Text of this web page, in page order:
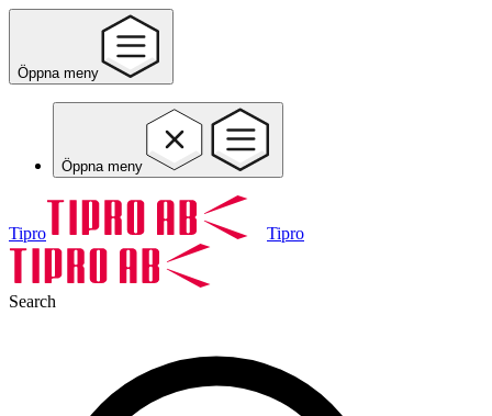
Öppna meny
Öppna meny
Tipro Tipro
Search